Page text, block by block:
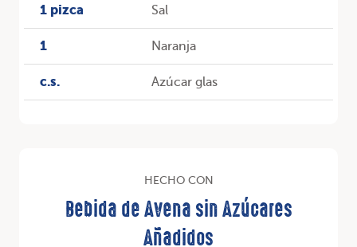
1 pizca Sal
1 Naranja
c.s. Azúcar glas
HECHO CON
Bebida de Avena sin Azúcares
Añadidos